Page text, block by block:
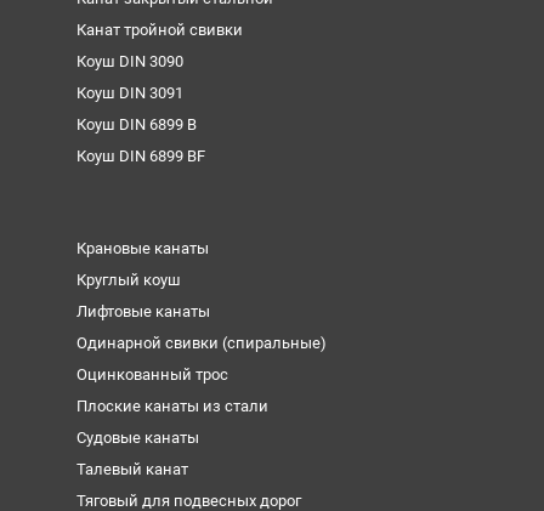
Канат тройной свивки
Коуш DIN 3090
Коуш DIN 3091
Коуш DIN 6899 B
Коуш DIN 6899 BF
Крановые канаты
Круглый коуш
Лифтовые канаты
Одинарной свивки (спиральные)
Оцинкованный трос
Плоские канаты из стали
Судовые канаты
Талевый канат
Тяговый для подвесных дорог